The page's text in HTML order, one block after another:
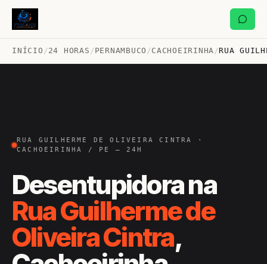
INÍCIO /24 HORAS /PERNAMBUCO /CACHOEIRINHA /RUA
RUA GUILHERME DE OLIVEIRA CINTRA ·
CACHOEIRINHA / PE — 24H
Desentupidora na
Rua Guilherme de
Oliveira Cintra,